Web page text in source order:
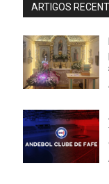
ARTIGOS